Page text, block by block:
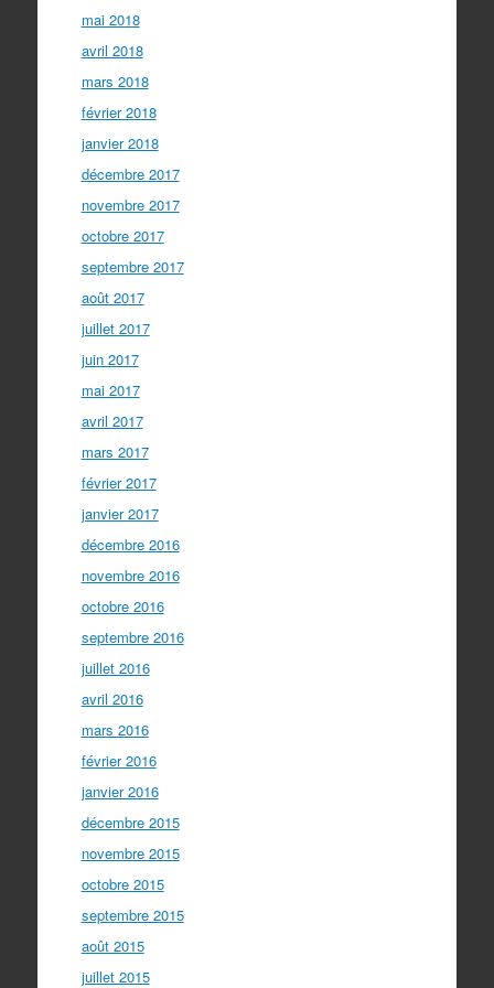
mai 2018
avril 2018
mars 2018
février 2018
janvier 2018
décembre 2017
novembre 2017
octobre 2017
septembre 2017
août 2017
juillet 2017
juin 2017
mai 2017
avril 2017
mars 2017
février 2017
janvier 2017
décembre 2016
novembre 2016
octobre 2016
septembre 2016
juillet 2016
avril 2016
mars 2016
février 2016
janvier 2016
décembre 2015
novembre 2015
octobre 2015
septembre 2015
août 2015
juillet 2015